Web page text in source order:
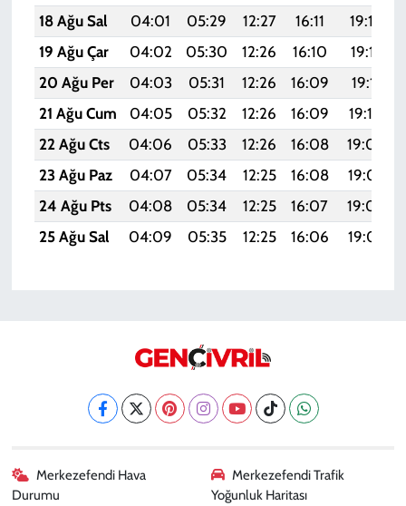
18 Ağu Sal
04:01 05:29 12:27 16:11 19:14
19 Ağu Çar
04:02 05:30 12:26 16:10 19:13
20 Ağu Per
04:03 05:31 12:26 16:09 19:11
21 Ağu Cum
04:05 05:32 12:26 16:09 19:10
22 Ağu Cts
04:06 05:33 12:26 16:08 19:09
23 Ağu Paz
04:07 05:34 12:25 16:08 19:07
24 Ağu Pts
04:08 05:34 12:25 16:07 19:06
25 Ağu Sal
04:09 05:35 12:25 16:06 19:05
Merkezefendi Hava
Durumu
Merkezefendi Trafik
Yoğunluk Haritası